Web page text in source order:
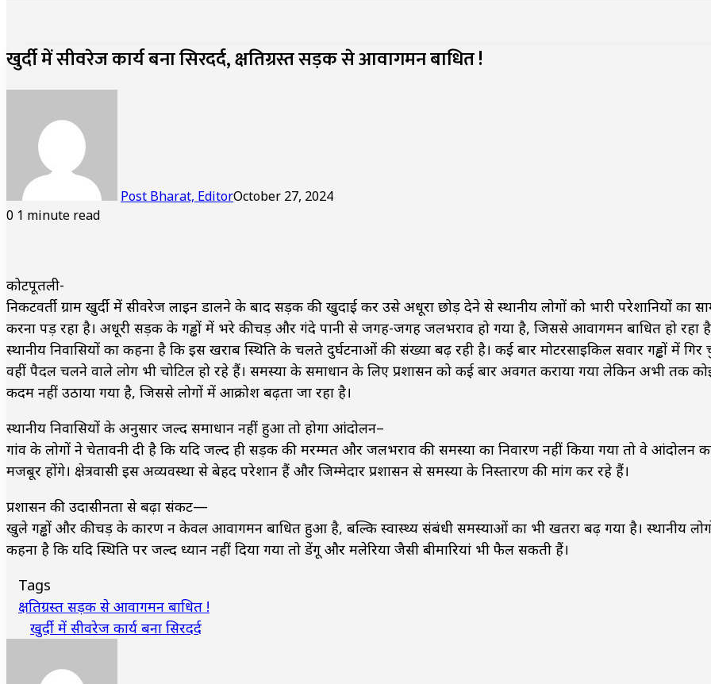
खुर्दी में सीवरेज कार्य बना सिरदर्द, क्षतिग्रस्त सड़क से आवागमन बाधित !
Post Bharat, EditorOctober 27, 2024
0 1 minute read
कोटपूतली-
निकटवर्ती ग्राम खुर्दी में सीवरेज लाइन डालने के बाद सड़क की खुदाई कर उसे अधूरा छोड़ देने से स्थानीय लोगों को भारी परेशानियों का
करना पड़ रहा है। अधूरी सड़क के गड्ढों में भरे कीचड़ और गंदे पानी से जगह-जगह जलभराव हो गया है, जिससे आवागमन बाधित हो रहा
स्थानीय निवासियों का कहना है कि इस खराब स्थिति के चलते दुर्घटनाओं की संख्या बढ़ रही है। कई बार मोटरसाइकिल सवार गड्ढों में
वहीं पैदल चलने वाले लोग भी चोटिल हो रहे हैं। समस्या के समाधान के लिए प्रशासन को कई बार अवगत कराया गया लेकिन अभी तक
कदम नहीं उठाया गया है, जिससे लोगों में आक्रोश बढ़ता जा रहा है।
स्थानीय निवासियों के अनुसार जल्द समाधान नहीं हुआ तो होगा आंदोलन–
गांव के लोगों ने चेतावनी दी है कि यदि जल्द ही सड़क की मरम्मत और जलभराव की समस्या का निवारण नहीं किया गया तो वे आंदोलन
मजबूर होंगे। क्षेत्रवासी इस अव्यवस्था से बेहद परेशान हैं और जिम्मेदार प्रशासन से समस्या के निस्तारण की मांग कर रहे हैं।
प्रशासन की उदासीनता से बढ़ा संकट—
खुले गड्ढों और कीचड़ के कारण न केवल आवागमन बाधित हुआ है, बल्कि स्वास्थ्य संबंधी समस्याओं का भी खतरा बढ़ गया है। स्थानीय
कहना है कि यदि स्थिति पर जल्द ध्यान नहीं दिया गया तो डेंगू और मलेरिया जैसी बीमारियां भी फैल सकती हैं।
Tags
क्षतिग्रस्त सड़क से आवागमन बाधित !
खुर्दी में सीवरेज कार्य बना सिरदर्द